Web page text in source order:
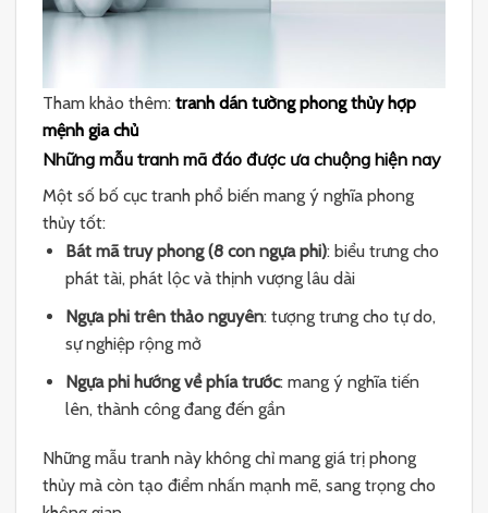
Tham khảo thêm: tranh dán tường phong thủy hợp
mệnh gia chủ
Những mẫu tranh mã đáo được ưa chuộng hiện nay
Một số bố cục tranh phổ biến mang ý nghĩa phong
thủy tốt:
Bát mã truy phong (8 con ngựa phi): biểu trưng cho
phát tài, phát lộc và thịnh vượng lâu dài
Ngựa phi trên thảo nguyên: tượng trưng cho tự do,
sự nghiệp rộng mở
Ngựa phi hướng về phía trước: mang ý nghĩa tiến
lên, thành công đang đến gần
Những mẫu tranh này không chỉ mang giá trị phong
thủy mà còn tạo điểm nhấn mạnh mẽ, sang trọng cho